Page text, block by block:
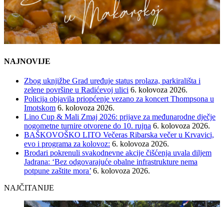
NAJNOVIJE
Zbog uknjižbe Grad uređuje status prolaza, parkirališta i
zelene površine u Radićevoj ulici 6. kolovoza 2026.
Policija objavila priopćenje vezano za koncert Thompsona u
Imotskom 6. kolovoza 2026.
Lino Cup & Mali Zmaj 2026: prijave za međunarodne dječje
nogometne turnire otvorene do 10. rujna 6. kolovoza 2026.
BAŠKOVOŠKO LITO Večeras Ribarska večer u Krvavici,
evo i programa za kolovoz: 6. kolovoza 2026.
Brodari pokrenuli svakodnevne akcije čišćenja uvala diljem
Jadrana: ‘Bez odgovarajuće obalne infrastrukture nema
potpune zaštite mora’ 6. kolovoza 2026.
NAJČITANIJE